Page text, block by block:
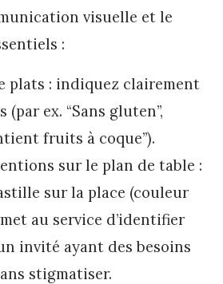
visuelle et le
:
plats : indiquez clairement
(par ex. “Sans gluten”,
fruits à coque”).
sur le plan de table :
sur la place (couleur
au service d’identifier
invité ayant des besoins
stigmatiser.